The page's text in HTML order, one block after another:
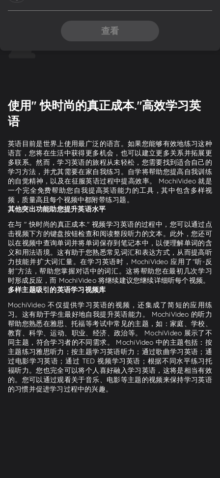
查看
使用" 快时尚的真正成本."高效学习英
语
英语目前是世界上使用最广泛的语言。如果您能够有效地练习这种
语言，您将在生活中获得更多机会，也可以建立更多关系并拓展更
多联系。然而，学习英语的旅程从未轻松，您需要找到适合自己的
学习方法，并尤其需要在家自我练习。自学将帮助您提高自我训练
的自觉精神，以及在征服英语过程中提高效率。 MochiVideo 就是
一个完全免费帮助您自我提高英语能力的工具，其中包含多样视
频，质量高且每个视频中都附带练习题。
其他突出功能助您提升英语水平
在与 " 快时尚的真正成本." 视频学习英语的过程中，您可以通过点
击视频下方的键盘按钮检查和阅读整段听力的文本。此外，您还可
以在视频中查询单词并将单词保存到笔记本中，以便理解单词的含
义和用法语境。这有助于您熟悉常见词汇和表达方式，从而提高听
力技能并扩大词汇量。在学习英语时，MochiVideo 应用了“听-反
射”方法，帮助您掌握对话中的词汇。这将帮助您在最初几次学习
时形成反应，而 MochiVideo 将继续建议您继续详细听每个视频。
多样主题吸引的英语学习视频库
MochiVideo 不仅提供学习英语的视频，还集成了简短的应用练
习。这有助于学生最好地自我提升英语能力。 MochiVideo 的听力
帮助您熟悉在雅思、托福等考试中常见的主题，如：家庭、学校、
教育、科学、运动、职业、经济、政治等。 MochiVideo 展示了不
同主题，符合学习者的不同需求。 MochiVideo 中的主题包括：按
主题练习雅思听力；按主题学习英语听力；通过歌曲学习英语；通
过电影学习英语；通过 TED 视频学习英语；根据不同水平练习托
福听力。您也完全可以将个人喜好融入学习英语，这将是相当有效
的。您可以通过观看关于音乐、电影等主题的视频来保持学习英语
的习惯并促进学习过程中的兴趣。